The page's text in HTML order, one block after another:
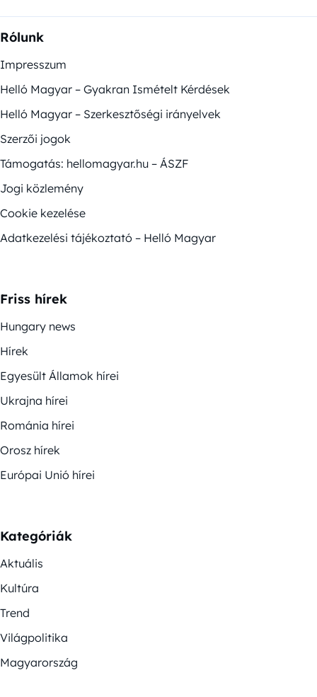
Rólunk
Impresszum
Helló Magyar – Gyakran Ismételt Kérdések
Helló Magyar – Szerkesztőségi irányelvek
Szerzői jogok
Támogatás: hellomagyar.hu – ÁSZF
Jogi közlemény
Cookie kezelése
Adatkezelési tájékoztató – Helló Magyar
Friss hírek
Hungary news
Hírek
Egyesült Államok hírei
Ukrajna hírei
Románia hírei
Orosz hírek
Európai Unió hírei
Kategóriák
Aktuális
Kultúra
Trend
Világpolitika
Magyarország